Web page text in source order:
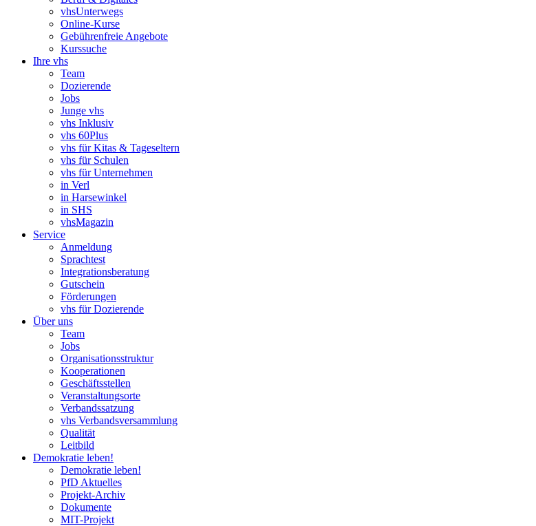
vhsUnterwegs
Online-Kurse
Gebührenfreie Angebote
Kurssuche
Ihre vhs
Team
Dozierende
Jobs
Junge vhs
vhs Inklusiv
vhs 60Plus
vhs für Kitas & Tageseltern
vhs für Schulen
vhs für Unternehmen
in Verl
in Harsewinkel
in SHS
vhsMagazin
Service
Anmeldung
Sprachtest
Integrationsberatung
Gutschein
Förderungen
vhs für Dozierende
Über uns
Team
Jobs
Organisationsstruktur
Kooperationen
Geschäftsstellen
Veranstaltungsorte
Verbandssatzung
vhs Verbandsversammlung
Qualität
Leitbild
Demokratie leben!
Demokratie leben!
PfD Aktuelles
Projekt-Archiv
Dokumente
MIT-Projekt